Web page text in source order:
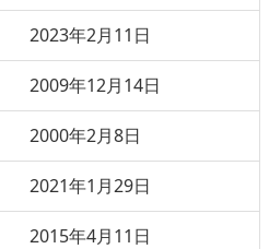
2023年2月11日
2009年12月14日
2000年2月8日
2021年1月29日
2015年4月11日